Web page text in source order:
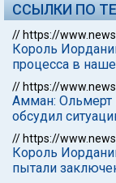
ССЫЛКИ ПО
// https://
Король
процесса в
// https://
Амман: Ольмерт
обсудил
// https://
Король
пытали